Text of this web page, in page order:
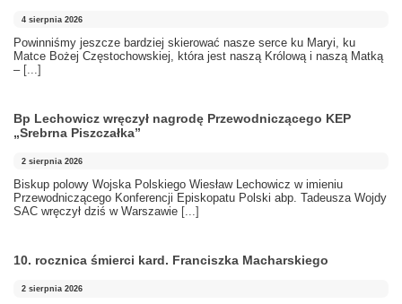
4 sierpnia 2026
Powinniśmy jeszcze bardziej skierować nasze serce ku Maryi, ku
Matce Bożej Częstochowskiej, która jest naszą Królową i naszą Matką
– [...]
Bp Lechowicz wręczył nagrodę Przewodniczącego KEP
„Srebrna Piszczałka”
2 sierpnia 2026
Biskup polowy Wojska Polskiego Wiesław Lechowicz w imieniu
Przewodniczącego Konferencji Episkopatu Polski abp. Tadeusza Wojdy
SAC wręczył dziś w Warszawie [...]
10. rocznica śmierci kard. Franciszka Macharskiego
2 sierpnia 2026